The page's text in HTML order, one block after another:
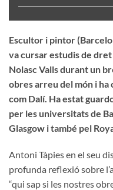
Escultor i pintor
va cursar estudis de dret
Nolasc Valls durant un
obres arreu del món i
com Dalí. Ha estat
per les universitats de
Glasgow i també pel
Antoni Tàpies en el seu
profunda reflexió sobre
“qui sap si les nostres